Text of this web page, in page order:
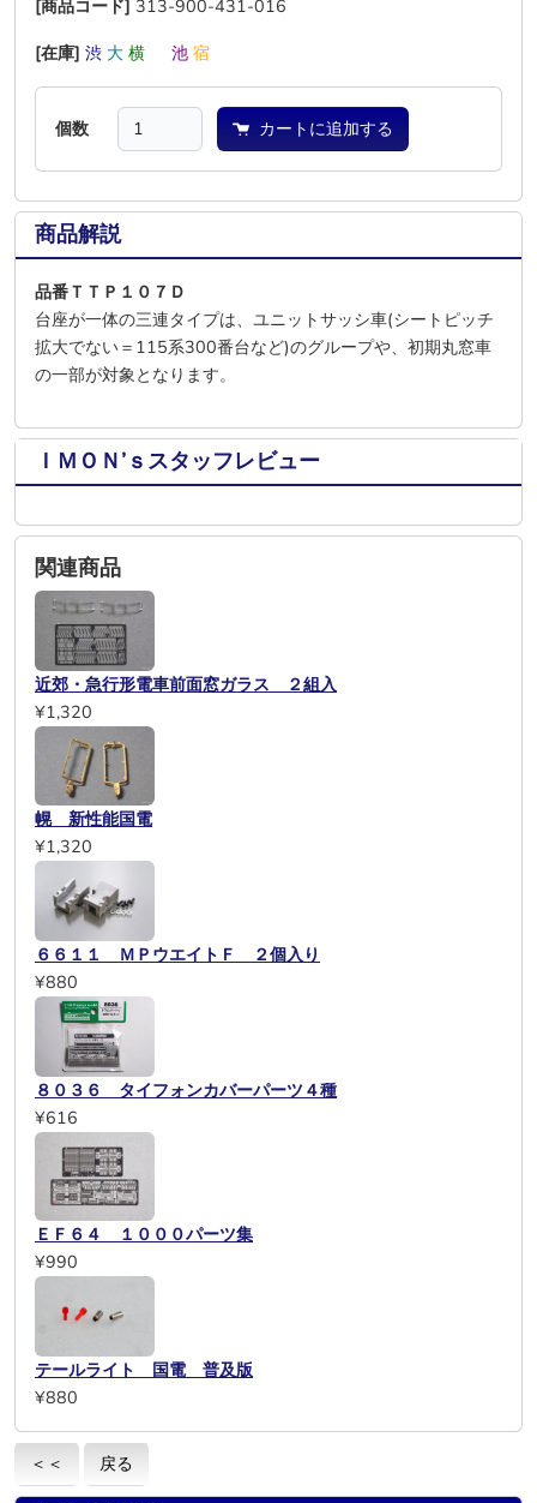
[商品コード] 313-900-431-016
[在庫] 渋 大 横 池 宿
個数 カートに追加する
商品解説
品番ＴＴＰ１０７Ｄ
台座が一体の三連タイプは、ユニットサッシ車(シートピッチ
拡大でない＝115系300番台など)のグループや、初期丸窓車
の一部が対象となります。
ＩＭＯＮ’ｓスタッフレビュー
関連商品
近郊・急行形電車前面窓ガラス ２組入
¥1,320
幌 新性能国電
¥1,320
６６１１ ＭＰウエイトＦ ２個入り
¥880
８０３６ タイフォンカバーパーツ４種
¥616
ＥＦ６４ １０００パーツ集
¥990
テールライト 国電 普及版
¥880
＜＜ 戻る